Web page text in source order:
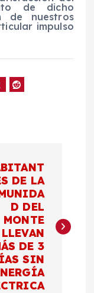
de dicho
de nuestros
impulso
DE LA
D DEL
MONTE
LLEVAN
DE 3
SIN